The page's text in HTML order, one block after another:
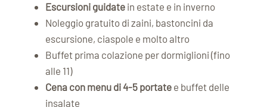
Escursioni guidate in estate e in inverno
Noleggio gratuito di zaini, bastoncini da
escursione, ciaspole e molto altro
Buffet prima colazione per dormiglioni (fino
alle 11)
Cena con menu di 4-5 portate e buffet delle
insalate